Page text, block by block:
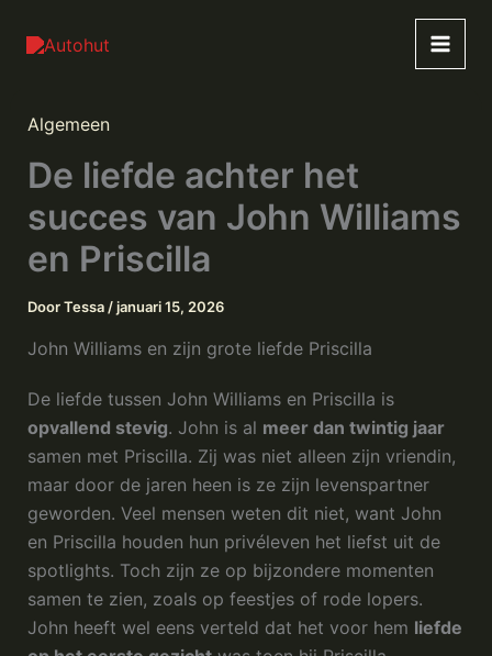
naar
Algemeen
De liefde achter het
succes van John Williams
en Priscilla
DoorTessa /januari 15, 2026
John Williams en zijn grote liefde Priscilla
De liefde tussen John Williams en Priscilla is
opvallend stevig. John is al meer dan twintig jaar
samen met Priscilla. Zij was niet alleen zijn vriendin,
maar door de jaren heen is ze zijn levenspartner
geworden. Veel mensen weten dit niet, want John
en Priscilla houden hun privéleven het liefst uit de
spotlights. Toch zijn ze op bijzondere momenten
samen te zien, zoals op feestjes of rode lopers.
John heeft wel eens verteld dat het voor hem liefde